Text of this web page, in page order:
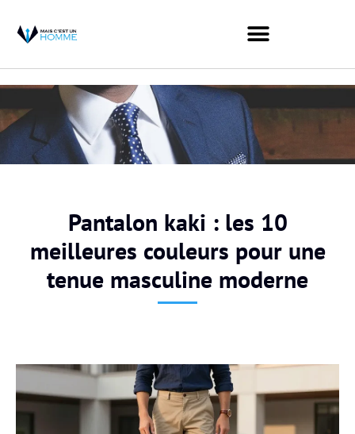
Pantalon kaki : les 10
meilleures couleurs pour une
tenue masculine moderne